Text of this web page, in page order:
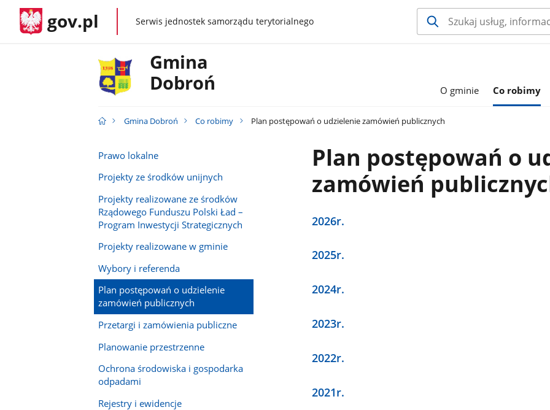
gov.pl gov.plSerwis jednostek samorządu terytorialnego
Gmina
Dobroń
O gminie Co robimy
Gmina Dobroń Co robimy Plan postępowań o udzielenie zamówień publicznych
Prawo lokalne
Projekty ze środków unijnych
Projekty realizowane ze środków
Rządowego Funduszu Polski Ład –
Program Inwestycji Strategicznych
Projekty realizowane w gminie
Wybory i referenda
Plan postępowań o udzielenie
zamówień publicznych
Przetargi i zamówienia publiczne
Planowanie przestrzenne
Ochrona środowiska i gospodarka
odpadami
Rejestry i ewidencje
Plan postępowań o
zamówień
2026r.
2025r.
2024r.
2023r.
2022r.
2021r.